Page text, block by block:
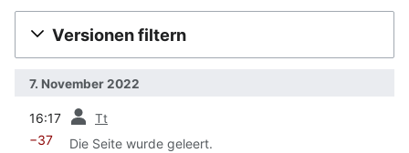
Versionen filtern
7. November 2022
16:17 Tt
−37 Die Seite wurde geleert.